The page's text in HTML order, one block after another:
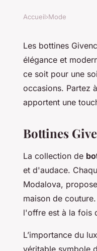
pieds
de lecture
Accueil›Mode
Les bottines
élégance et
ce soit pour une
occasions. Partez
apportent une
Bottines
La collection de
et d'audace.
Modalova,
maison de
l'offre est à la fois
L’importance du
véritable symbole